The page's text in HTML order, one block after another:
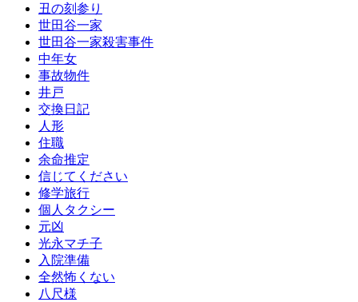
丑の刻参り
世田谷一家
世田谷一家殺害事件
中年女
事故物件
井戸
交換日記
人形
住職
余命推定
信じてください
修学旅行
個人タクシー
元凶
光永マチ子
入院準備
全然怖くない
八尺様